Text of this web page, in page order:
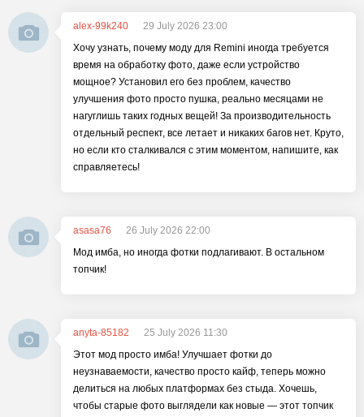
alex-99k240
29 July 2026 23:00
Хочу узнать, почему моду для Remini иногда требуется
время на обработку фото, даже если устройство
мощное? Установил его без проблем, качество
улучшения фото просто пушка, реально месяцами не
нагуглишь таких годных вещей! За производительность
отдельный респект, все летает и никаких багов нет. Круто,
но если кто сталкивался с этим моментом, напишите, как
справляетесь!
asasa76
26 July 2026 22:00
Мод имба, но иногда фотки подлагивают. В остальном
топчик!
anyta-85182
25 July 2026 11:30
Этот мод просто имба! Улучшает фотки до
неузнаваемости, качество просто кайф, теперь можно
делиться на любых платформах без стыда. Хочешь,
чтобы старые фото выглядели как новые — этот топчик